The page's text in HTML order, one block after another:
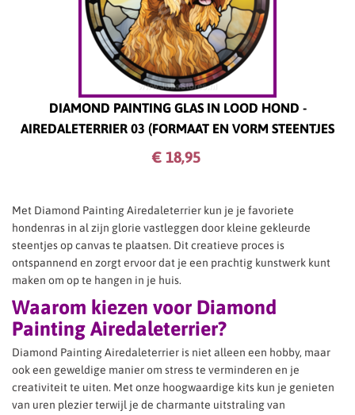
DIAMOND PAINTING GLAS IN LOOD HOND -
AIREDALETERRIER 03 (FORMAAT EN VORM STEENTJES
NAAR KEUZE)
€ 18,95
Met Diamond Painting Airedaleterrier kun je je favoriete
hondenras in al zijn glorie vastleggen door kleine gekleurde
steentjes op canvas te plaatsen. Dit creatieve proces is
ontspannend en zorgt ervoor dat je een prachtig kunstwerk kunt
maken om op te hangen in je huis.
Waarom kiezen voor Diamond
Painting Airedaleterrier?
Diamond Painting Airedaleterrier is niet alleen een hobby, maar
ook een geweldige manier om stress te verminderen en je
creativiteit te uiten. Met onze hoogwaardige kits kun je genieten
van uren plezier terwijl je de charmante uitstraling van